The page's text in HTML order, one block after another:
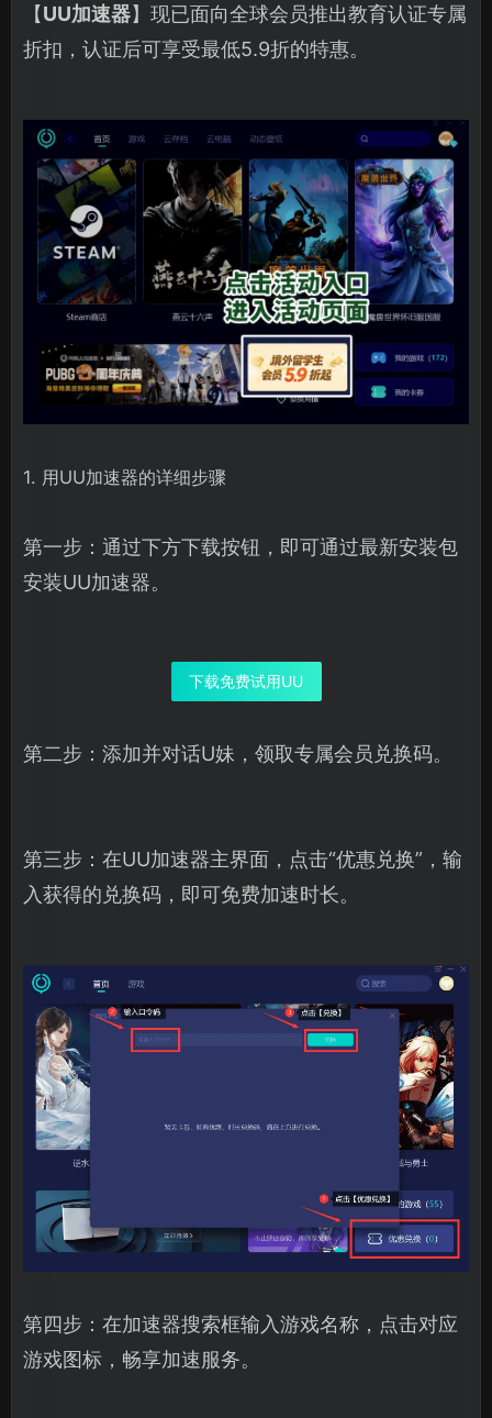
【UU加速器】现已面向全球会员推出教育认证专属
折扣，认证后可享受最低5.9折的特惠。
1. 用UU加速器的详细步骤
第一步：通过下方下载按钮，即可通过最新安装包
安装UU加速器。
下载免费试用UU
第二步：添加并对话U妹，领取专属会员兑换码。
第三步：在UU加速器主界面，点击“优惠兑换”，输
入获得的兑换码，即可免费加速时长。
第四步：在加速器搜索框输入游戏名称，点击对应
游戏图标，畅享加速服务。